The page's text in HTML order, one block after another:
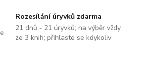
Rozesílání úryvků zdarma
21 dnů - 21 úryvků; na výběr vždy
ze 3 knih; přihlaste se kdykoliv